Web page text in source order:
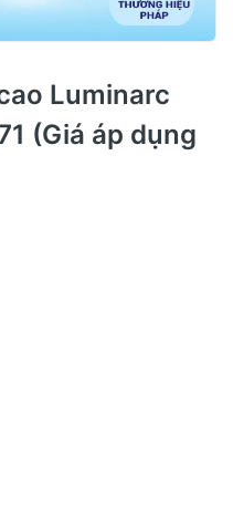
Luminarc
(Giá áp dụng